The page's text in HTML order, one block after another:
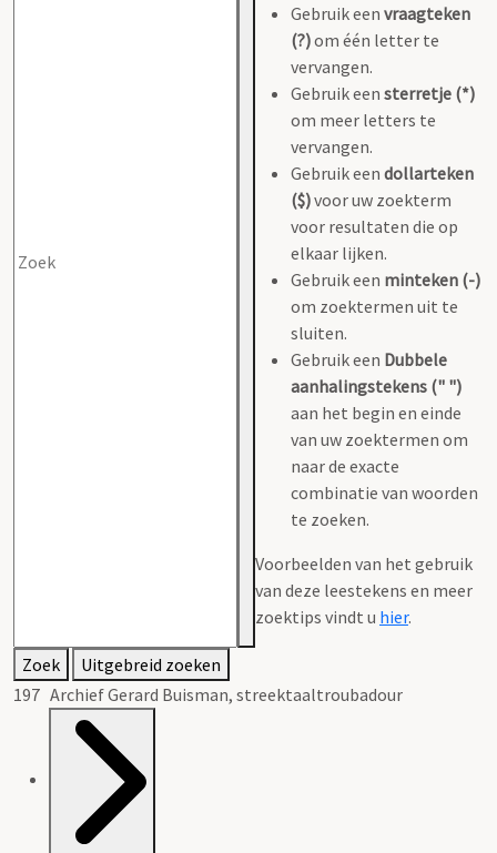
Gebruik een vraagteken
(?)om één letter te
vervangen.
Gebruik een sterretje (*)
om meer letters te
vervangen.
Gebruik een dollarteken
($)voor uw zoekterm
voor resultaten die op
elkaar lijken.
Gebruik een minteken (-)
om zoektermen uit te
sluiten.
Gebruik een Dubbele
aanhalingstekens (" ")
aan het begin en einde
van uw zoektermen om
naar de exacte
combinatie van woorden
te zoeken.
Voorbeelden van het gebruik
van deze leestekens en meer
zoektips vindt u hier.
Zoek
Uitgebreid zoeken
197 Archief Gerard Buisman, streektaaltroubadour